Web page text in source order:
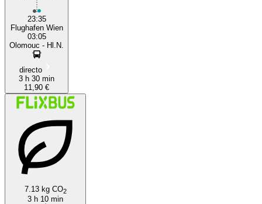
23:35
Flughafen Wien
03:05
Olomouc - Hl.N.
directo
3 h 30 min
11,90 €
7.13 kg CO2
3 h 10 min